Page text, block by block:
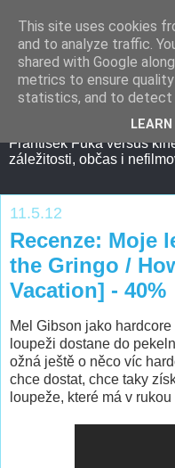
František Fuka versus
záležitosti, občas i
11.5.12
Recenze: Moje
the Gringo /
Vacation] - 40%
Mel Gibson jako
loupeži dostane do
ožná ještě o něco víc
chce dostat, chce taky
loupeže, které má v
This site uses cookies
and to analyze traffic.
shared with Google
metrics to ensure
statistics, and to detect